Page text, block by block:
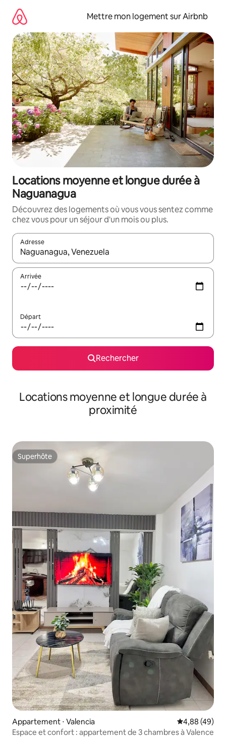
directement
contenu
Mettre mon logement sur Airbnb
Locations moyenne et longue durée à
Naguanagua
Découvrez des logements où vous vous sentez comme
chez vous pour un séjour d'un mois ou plus.
Adresse
Lorsque les résultats s'affichent, utilisez les flèches vers le
Arrivée
Départ
Rechercher
Locations moyenne et longue durée à
proximité
Superhôte
Superhôte
Appartement ⋅ Valencia Évaluation
4,88 (49)
Espace et confort : appartement de 3 chambres à Valence